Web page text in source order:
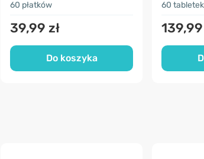
60 płatków
39,99 zł
Do koszyka
60 tabletek
139,99